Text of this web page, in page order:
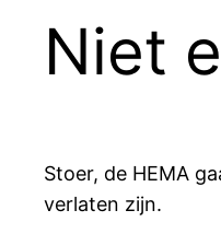
Niet
Stoer, de HEMA
verlaten zijn.